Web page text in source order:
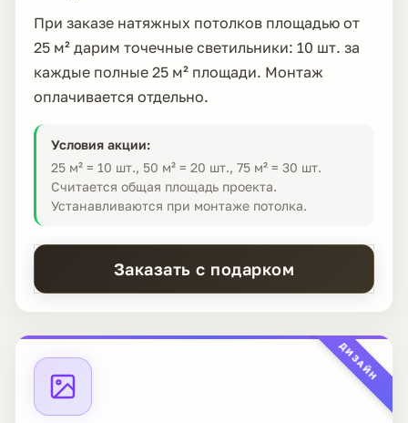
При заказе натяжных потолков площадью от
25 м² дарим точечные светильники: 10 шт. за
каждые полные 25 м² площади. Монтаж
оплачивается отдельно.
Условия акции:
25 м² = 10 шт., 50 м² = 20 шт., 75 м² = 30 шт.
Считается общая площадь проекта.
Устанавливаются при монтаже потолка.
Заказать с подарком
ДИЗАЙН